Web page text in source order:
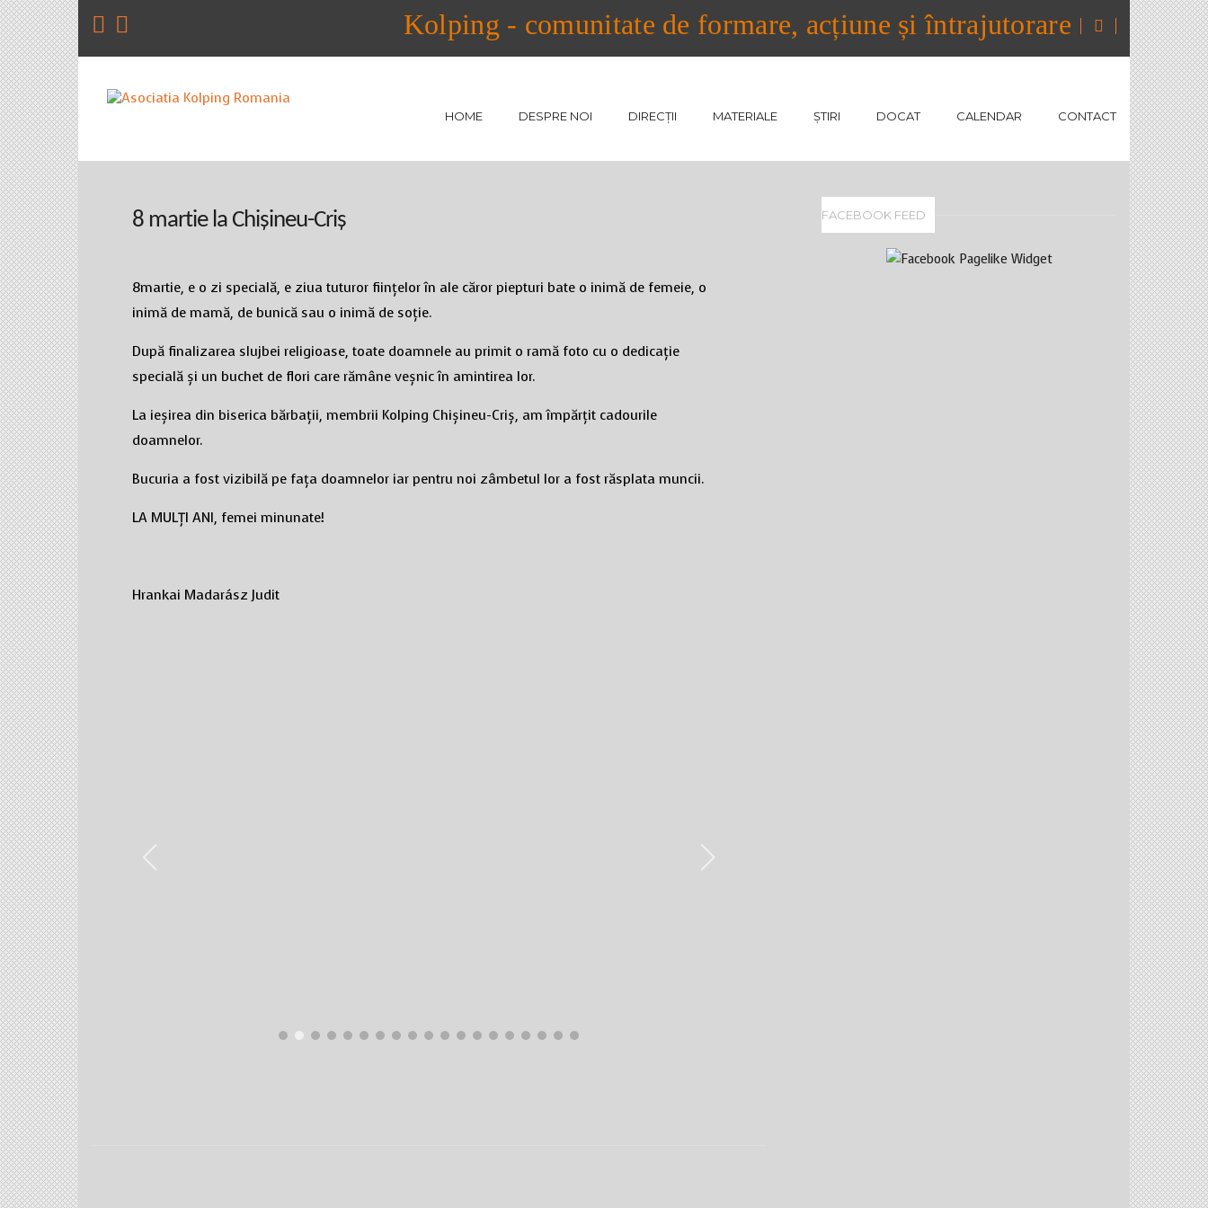
Kolping - comunitate de formare, acțiune și întrajutorare
HOME DESPRE NOI DIRECȚII MATERIALE ȘTIRI DOCAT CALENDAR CONTACT
8 martie la Chișineu-Criș
8martie, e o zi specială, e ziua tuturor ființelor în ale căror piepturi bate o inimă de femeie, o
inimă de mamă, de bunică sau o inimă de soție.
După finalizarea slujbei religioase, toate doamnele au primit o ramă foto cu o dedicație
specială și un buchet de flori care rămâne veșnic în amintirea lor.
La ieșirea din biserica bărbații, membrii Kolping Chișineu-Criș, am împărțit cadourile
doamnelor.
Bucuria a fost vizibilă pe fața doamnelor iar pentru noi zâmbetul lor a fost răsplata muncii.
LA MULȚI ANI, femei minunate!
Hrankai Madarász Judit
FACEBOOK FEED